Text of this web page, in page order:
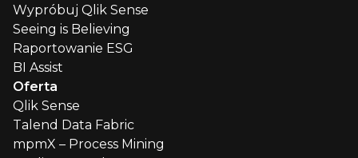
Wypróbuj Qlik Sense
Seeing is Believing
Raportowanie ESG
BI Assist
Oferta
Qlik Sense
Talend Data Fabric
mpmX – Process Mining